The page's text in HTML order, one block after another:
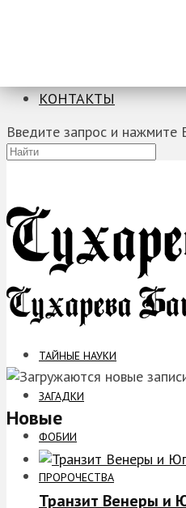
КОНТАКТЫ
Введите запрос и нажмите
ТАЙНЫЕ НАУКИ
ЗАГАДКИ
ФОБИИ
ПРОРОЧЕСТВА
Новые
Транзит Венеры и